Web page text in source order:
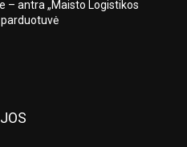
– antra „Maisto Logistikos